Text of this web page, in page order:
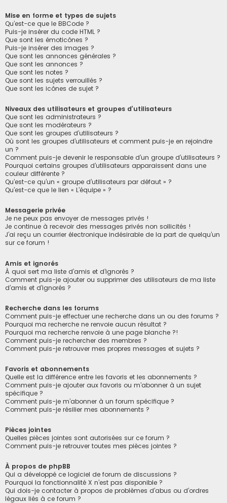
Mise en forme et types de sujets
Qu’est-ce que le BBCode ?
Puis-je insérer du code HTML ?
Que sont les émoticônes ?
Puis-je insérer des images ?
Que sont les annonces générales ?
Que sont les annonces ?
Que sont les notes ?
Que sont les sujets verrouillés ?
Que sont les icônes de sujet ?
Niveaux des utilisateurs et groupes d’utilisateurs
Que sont les administrateurs ?
Que sont les modérateurs ?
Que sont les groupes d’utilisateurs ?
Où sont les groupes d’utilisateurs et comment puis-je en rejoindre
un ?
Comment puis-je devenir le responsable d’un groupe d’utilisateurs ?
Pourquoi certains groupes d’utilisateurs apparaissent dans une
couleur différente ?
Qu’est-ce qu’un « groupe d’utilisateurs par défaut » ?
Qu’est-ce que le lien « L’équipe » ?
Messagerie privée
Je ne peux pas envoyer de messages privés !
Je continue à recevoir des messages privés non sollicités !
J’ai reçu un courrier électronique indésirable de la part de quelqu’un
sur ce forum !
Amis et ignorés
À quoi sert ma liste d’amis et d’ignorés ?
Comment puis-je ajouter ou supprimer des utilisateurs de ma liste
d’amis et d’ignorés ?
Recherche dans les forums
Comment puis-je effectuer une recherche dans un ou des forums ?
Pourquoi ma recherche ne renvoie aucun résultat ?
Pourquoi ma recherche renvoie à une page blanche ?!
Comment puis-je rechercher des membres ?
Comment puis-je retrouver mes propres messages et sujets ?
Favoris et abonnements
Quelle est la différence entre les favoris et les abonnements ?
Comment puis-je ajouter aux favoris ou m’abonner à un sujet
spécifique ?
Comment puis-je m’abonner à un forum spécifique ?
Comment puis-je résilier mes abonnements ?
Pièces jointes
Quelles pièces jointes sont autorisées sur ce forum ?
Comment puis-je retrouver toutes mes pièces jointes ?
À propos de phpBB
Qui a développé ce logiciel de forum de discussions ?
Pourquoi la fonctionnalité X n’est pas disponible ?
Qui dois-je contacter à propos de problèmes d’abus ou d’ordres
légaux liés à ce forum ?